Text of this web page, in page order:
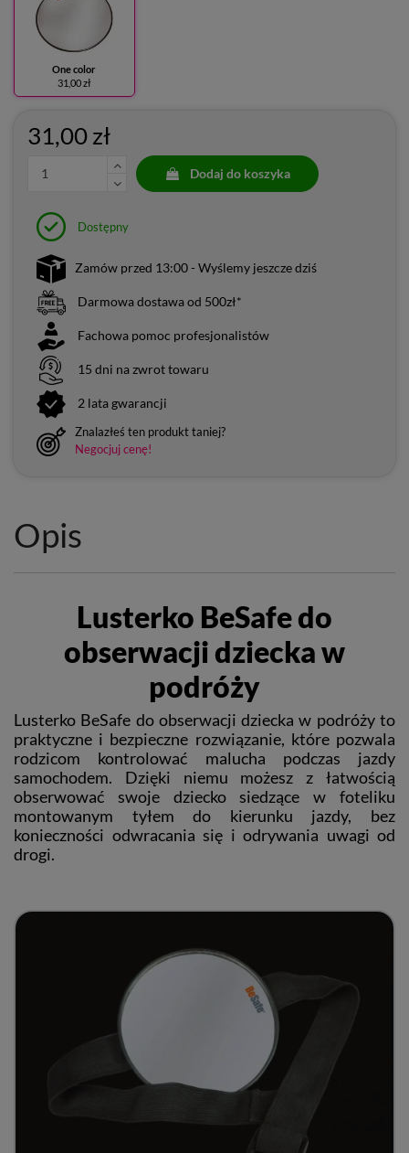
One color
31,00 zł
31,00 zł
Dodaj do koszyka
Dostępny
Zamów przed 13:00 - Wyślemy jeszcze dziś
Darmowa dostawa od 500zł*
Fachowa pomoc profesjonalistów
15 dni na zwrot towaru
2 lata gwarancji
Znalazłeś ten produkt taniej?
Negocjuj cenę!
Opis
Lusterko BeSafe do
obserwacji dziecka w
podróży
Lusterko BeSafe do obserwacji dziecka w podróży to
praktyczne i bezpieczne rozwiązanie, które pozwala
rodzicom kontrolować malucha podczas jazdy
samochodem. Dzięki niemu możesz z łatwością
obserwować swoje dziecko siedzące w foteliku
montowanym tyłem do kierunku jazdy, bez
konieczności odwracania się i odrywania uwagi od
drogi.